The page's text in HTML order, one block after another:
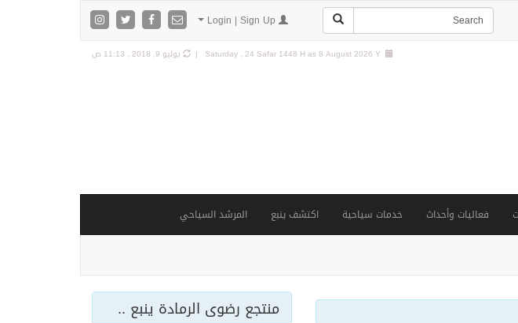
Saturday , 24 Safar 1448 H as8 August 2026 Y | يوليو 9, 2018 , 11:13 ص
فعاليات وأحداث خدمات سياحية اكتشف ينبع المرشد السياحي
منتجع رضوى الرمادة ينبع ..